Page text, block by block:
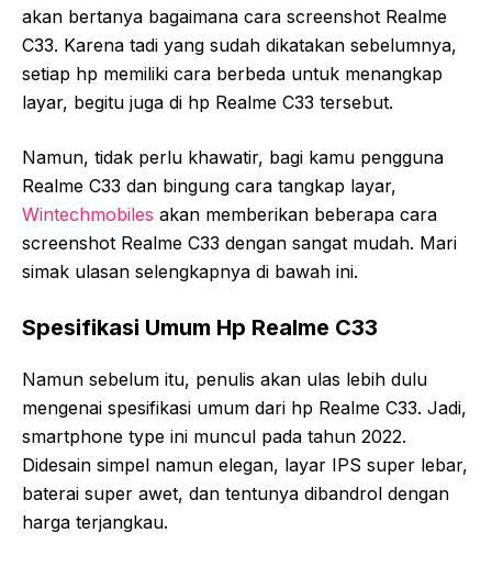
akan bertanya bagaimana cara screenshot Realme
C33. Karena tadi yang sudah dikatakan sebelumnya,
setiap hp memiliki cara berbeda untuk menangkap
layar, begitu juga di hp Realme C33 tersebut.
Namun, tidak perlu khawatir, bagi kamu pengguna
Realme C33 dan bingung cara tangkap layar,
Wintechmobiles akan memberikan beberapa cara
screenshot Realme C33 dengan sangat mudah. Mari
simak ulasan selengkapnya di bawah ini.
Spesifikasi Umum Hp Realme C33
Namun sebelum itu, penulis akan ulas lebih dulu
mengenai spesifikasi umum dari hp Realme C33. Jadi,
smartphone type ini muncul pada tahun 2022.
Didesain simpel namun elegan, layar IPS super lebar,
baterai super awet, dan tentunya dibandrol dengan
harga terjangkau.